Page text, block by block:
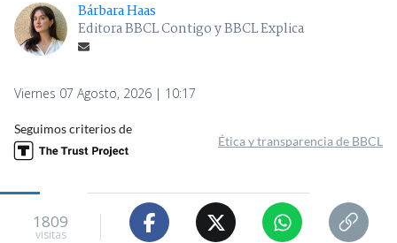
Bárbara Haas
Editora BBCL Contigo y BBCL Explica
Viernes 07 Agosto, 2026 | 10:17
Seguimos criterios de
Ética y transparencia de BBCL
1809
visitas